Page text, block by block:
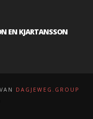
EN KJARTANSSON
DAGJEWEG.GROUP